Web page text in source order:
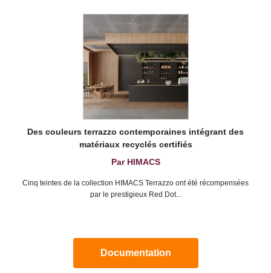
Des couleurs terrazzo contemporaines intégrant des
matériaux recyclés certifiés
Par HIMACS
Cinq teintes de la collection HIMACS Terrazzo ont été récompensées
par le prestigieux Red Dot...
Documentation